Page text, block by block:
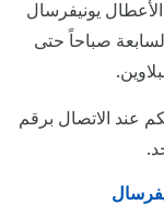
بلاغات الأعطال يونيفرسال
صباحاً حتى
عند الاتصال برقم